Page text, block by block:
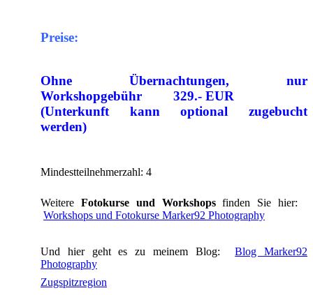
Preise:
Ohne Übernachtungen, nur
Workshopgebühr 329.- EUR
(Unterkunft kann optional zugebucht
werden)
Mindestteilnehmerzahl: 4
Weitere Fotokurse und Workshopsfinden Sie hier:
Workshops und Fotokurse Marker92 Photography
Und hier geht es zu meinem Blog:Blog Marker92
Photography
Zugspitzregion